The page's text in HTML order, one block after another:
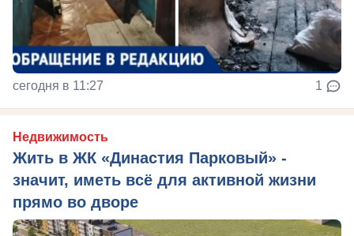
сегодня в 11:27 1
Недвижимость
Жить в ЖК «Династия Парковый» -
значит, иметь всё для активной жизни
прямо во дворе